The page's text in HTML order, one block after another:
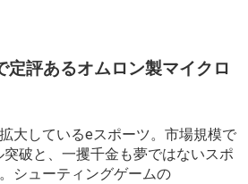
定評あるオムロン製マイクロ
大しているeスポーツ。市場規模で
破と、一攫千金も夢ではないスポ
シューティングゲームの